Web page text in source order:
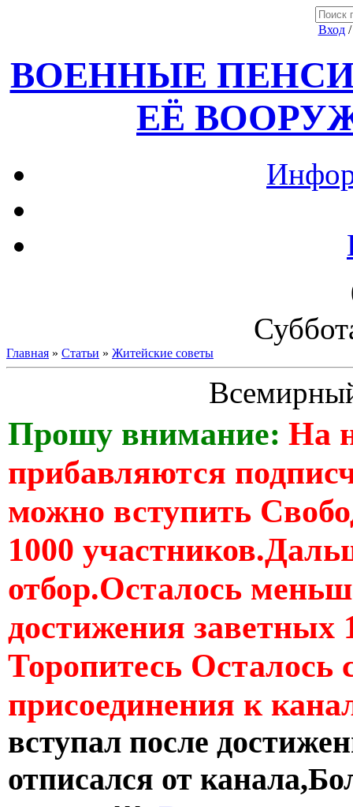
Вход
ВОЕННЫЕ
ЕЁ
Главная » Статьи » Житейские советы
Прошу внимание: На
прибавляются
можно вступить
1000
отбор.Осталось
достижения заветных
Торопитесь Осталось
присоединения к
вступал после
отписался от